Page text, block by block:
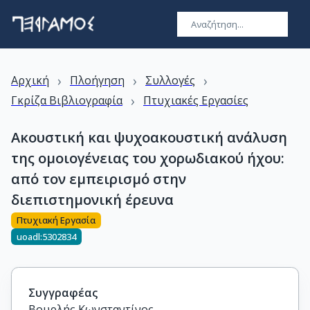
Αρχική › Πλοήγηση › Συλλογές ›
Γκρίζα Βιβλιογραφία › Πτυχιακές Εργασίες
Ακουστική και ψυχοακουστική ανάλυση
της ομοιογένειας του χορωδιακού ήχου:
από τον εμπειρισμό στην
διεπιστημονική έρευνα
Πτυχιακή Εργασία
uoadl:5302834
Συγγραφέας